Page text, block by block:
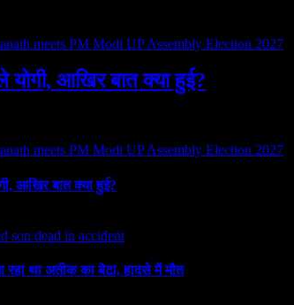
योगी, आखिर बात क्या हुई?
आखिर बात क्या हुई?
रहा था अतीक का बेटा, हादसे में मौत